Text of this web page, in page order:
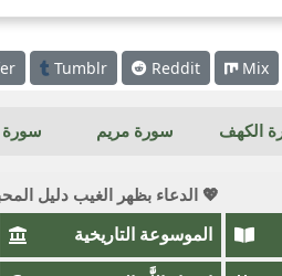
Tumblr Reddit Mix
الكهف سورة مريم
💖 الدعاء بظهر الغيب دليل
الموسوعة التاريخية